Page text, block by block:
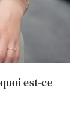
est-ce